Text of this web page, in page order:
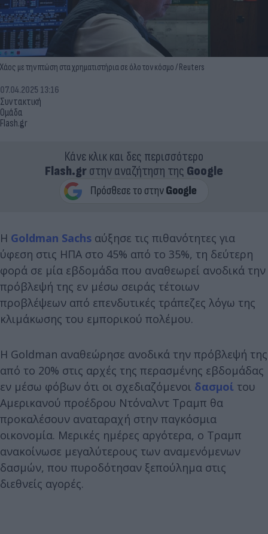
Χάος με την πτώση στα χρηματιστήρια σε όλο τον κόσμο / Reuters
Συντακτική
Ομάδα
Flash.gr
07.04.2025 13:16
Κάνε κλικ και δες περισσότερο
Flash.grστην αναζήτηση της Google
Η Goldman Sachs αύξησε τις πιθανότητες για
ύφεση στις ΗΠΑ στο 45% από το 35%, τη δεύτερη
φορά σε μία εβδομάδα που αναθεωρεί ανοδικά την
πρόβλεψή της εν μέσω σειράς τέτοιων
προβλέψεων από επενδυτικές τράπεζες λόγω της
κλιμάκωσης του εμπορικού πολέμου.
Η Goldman αναθεώρησε ανοδικά την πρόβλεψή της
από το 20% στις αρχές της περασμένης εβδομάδας
εν μέσω φόβων ότι οι σχεδιαζόμενοι δασμοί του
Αμερικανού προέδρου Ντόναλντ Τραμπ θα
προκαλέσουν αναταραχή στην παγκόσμια
οικονομία. Μερικές ημέρες αργότερα, ο Τραμπ
ανακοίνωσε μεγαλύτερους των αναμενόμενων
δασμών, που πυροδότησαν ξεπούλημα στις
διεθνείς αγορές.